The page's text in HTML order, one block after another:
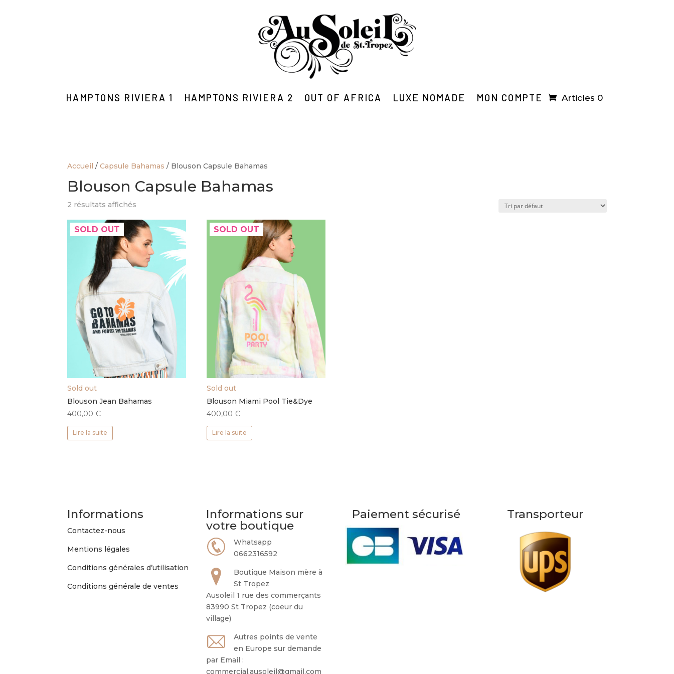
HAMPTONS RIVIERA 1 HAMPTONS RIVIERA 2 OUT OF AFRICA LUXE NOMADE MON COMPTE Articles 0
Accueil /Capsule Bahamas / Blouson Capsule Bahamas
Blouson Capsule Bahamas
2 résultats affichés
SOLD OUT
Sold out
Blouson Jean Bahamas
400,00€
Lire la suite
SOLD OUT
Sold out
Blouson Miami Pool Tie&Dye
400,00€
Lire la suite
Informations
Contactez-nous
Mentions légales
Conditions générales d’utilisation
Conditions générale de ventes
Informations sur
votre boutique
Whatsapp
0662316592
Boutique Maison mère à
St Tropez
Ausoleil 1 rue des commerçants
83990 St Tropez (coeur du
village)
Autres points de vente
en Europe sur demande
par Email :
commercial.ausoleil@gmail.com
Paiement sécurisé Transporteur